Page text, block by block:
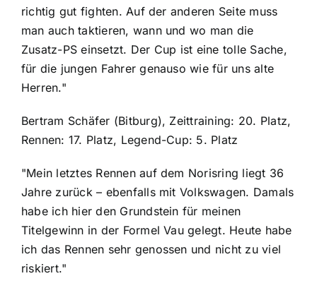
richtig gut fighten. Auf der anderen Seite muss
man auch taktieren, wann und wo man die
Zusatz-PS einsetzt. Der Cup ist eine tolle Sache,
für die jungen Fahrer genauso wie für uns alte
Herren."
Bertram Schäfer (Bitburg), Zeittraining: 20. Platz,
Rennen: 17. Platz, Legend-Cup: 5. Platz
"Mein letztes Rennen auf dem Norisring liegt 36
Jahre zurück – ebenfalls mit Volkswagen. Damals
habe ich hier den Grundstein für meinen
Titelgewinn in der Formel Vau gelegt. Heute habe
ich das Rennen sehr genossen und nicht zu viel
riskiert."